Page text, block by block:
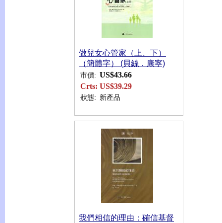
做兒女心管家（上、下）
（簡體字） (貝絲．康寧)
市價: US$43.66
Crts: US$39.29
狀態: 新產品
我們相信的理由：確信基督